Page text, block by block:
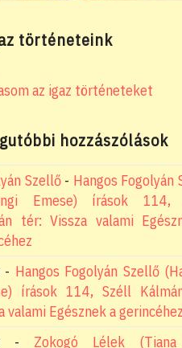
történeteink
az igaz történeteket
hozzászólások
Szellő- Hangos Fogolyán
Emese) írások 114,
tér: Vissza valami
- Hangos Fogolyán Szellő
írások 114, Széll
valami Egésznek a gerincéhez
- Zokogó Lélek